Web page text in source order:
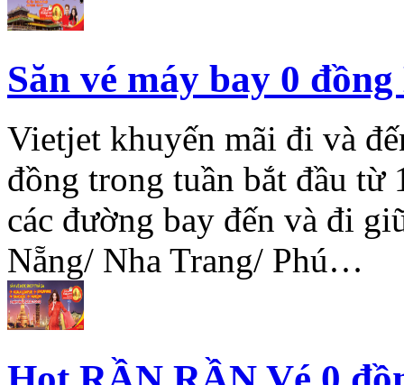
Săn vé máy bay 0
Vietjet khuyến mãi đi và
đồng trong tuần bắt đầu
các đường bay đến và đi
Nẵng/ Nha Trang/ Phú…